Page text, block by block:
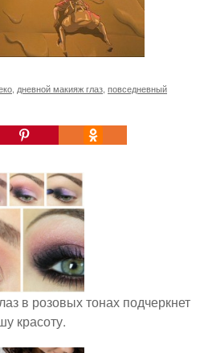
дневной макияж глаз повседневный
в розовых тонах подчеркнет
красоту.